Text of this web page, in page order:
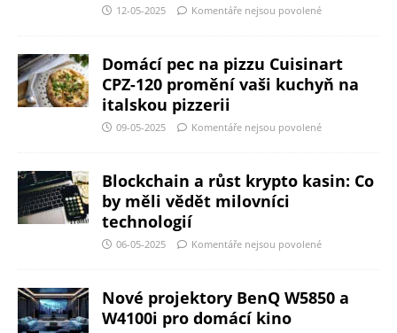
12-05-2025 Komentáře nejsou povolené
Domácí pec na pizzu Cuisinart
CPZ-120 promění vaši kuchyň na
italskou pizzerii
09-05-2025 Komentáře nejsou povolené
Blockchain a růst krypto kasin: Co
by měli vědět milovníci
technologií
06-05-2025 Komentáře nejsou povolené
Nové projektory BenQ W5850 a
W4100i pro domácí kino